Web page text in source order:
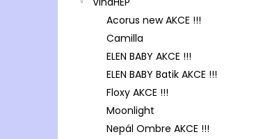
Acorus new AKCE !!!
Camilla
ELEN BABY AKCE !!!
ELEN BABY Batik AKCE !!!
Floxy AKCE !!!
Moonlight
Nepál Ombre AKCE !!!